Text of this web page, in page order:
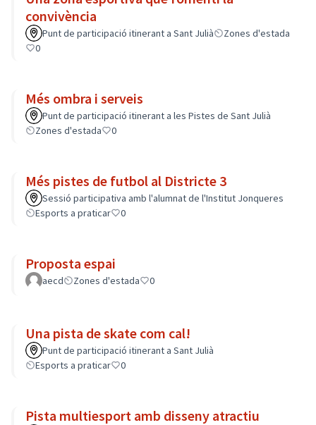
convivència
Punt de participació itinerant a Sant Julià
Zones d'estada
0
Més ombra i serveis
Punt de participació itinerant a les Pistes de Sant Julià
Zones d'estada
0
Més pistes de futbol al Districte 3
Sessió participativa amb l'alumnat de l'Institut Jonqueres
Esports a praticar
0
Proposta espai
aecd Zones d'estada 0
Una pista de skate com cal!
Punt de participació itinerant a Sant Julià
Esports a praticar
0
Pista multiesport amb disseny atractiu